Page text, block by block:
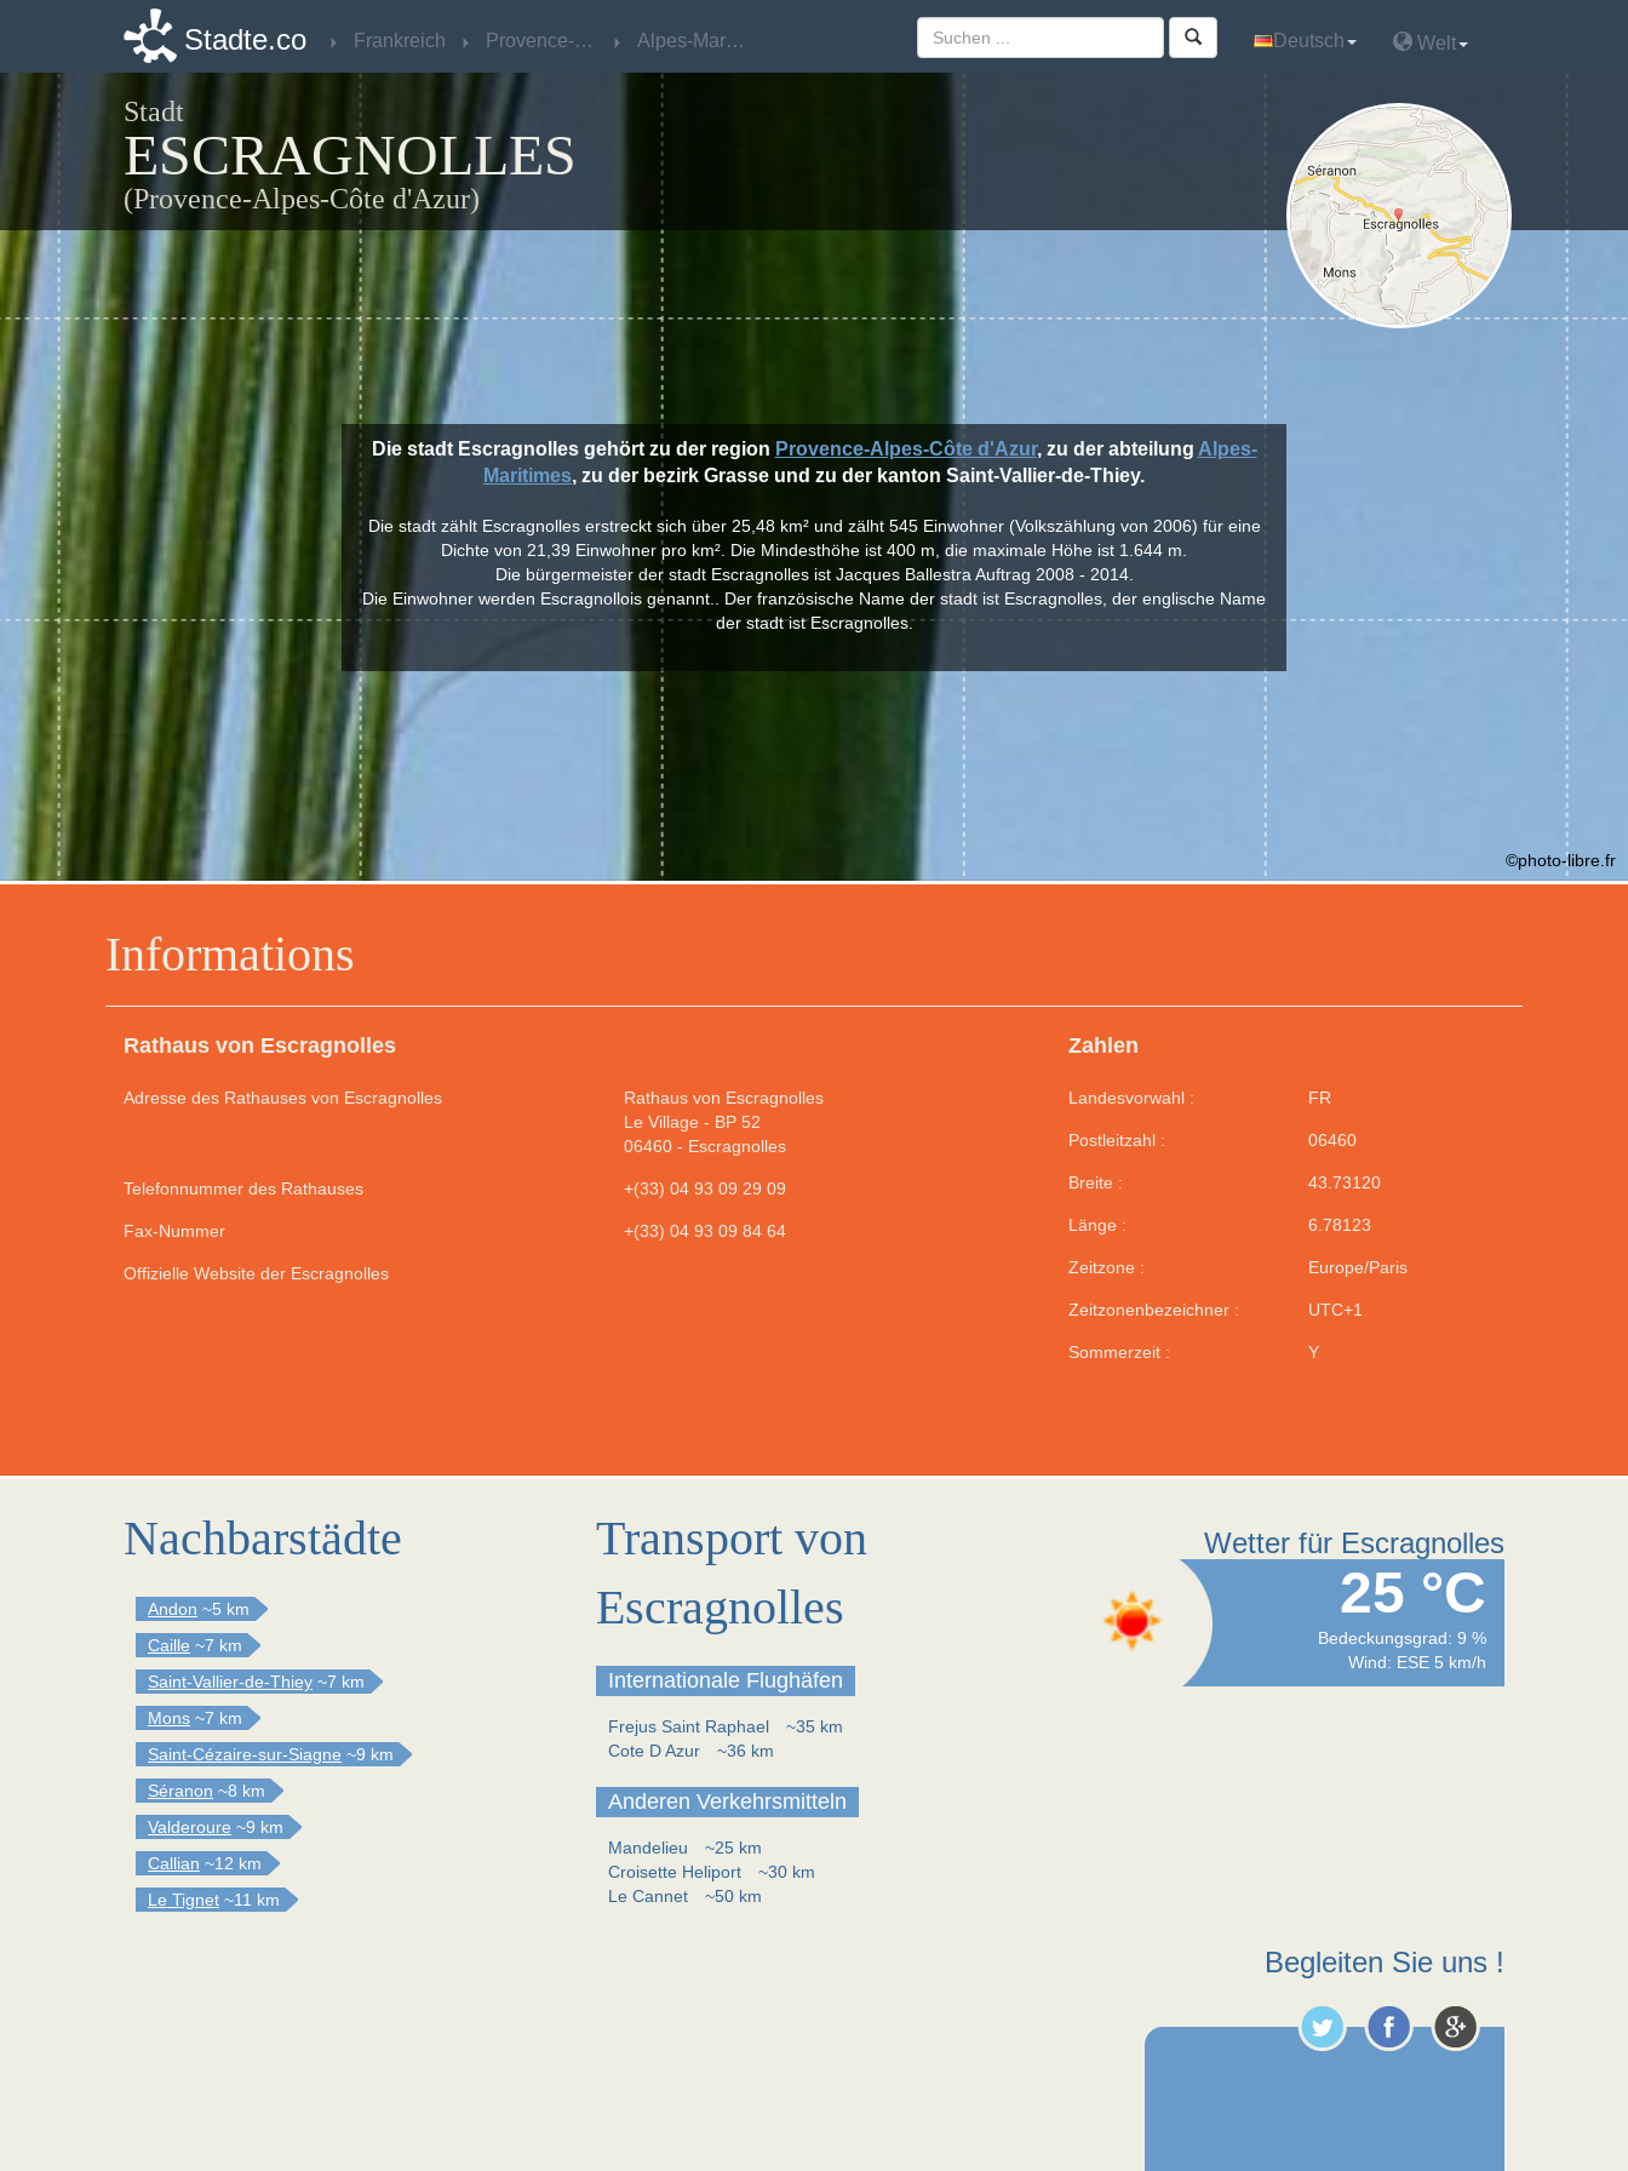
Stadte.co Frankreich Provence-Alpes-Côte d'Azur Alpes-Maritimes Deutsch Welt
Stadt
ESCRAGNOLLES
(Provence-Alpes-Côte d'Azur)
Informations
Rathaus von Escragnolles
Adresse des Rathauses von Escragnolles
Rathaus von Escragnolles
Le Village - BP 52
06460- Escragnolles
Telefonnummer des Rathauses +(33) 04 93 09 29 09
Fax-Nummer +(33) 04 93 09 84 64
Offizielle Website der Escragnolles
Zahlen
Landesvorwahl : FR
Postleitzahl : 06460
Breite : 43.73120
Länge : 6.78123
Zeitzone : Europe/Paris
Zeitzonenbezeichner : UTC+1
Sommerzeit : Y
Die stadt Escragnolles gehört zu der region Provence-Alpes-Côte d'Azur, zu der abteilung Alpes-
Maritimes, zu der bezirk Grasse und zu der kanton Saint-Vallier-de-Thiey.
Die stadt zählt Escragnolles erstreckt sich über 25,48 km² und zälht 545 Einwohner (Volkszählung von 2006) für eine
Dichte von 21,39 Einwohner pro km². Die Mindesthöhe ist 400 m, die maximale Höhe ist 1.644 m.
Die bürgermeister der stadt Escragnolles ist Jacques Ballestra Auftrag 2008 - 2014.
Die Einwohner werden Escragnollois genannt.. Der französische Name der stadt ist Escragnolles, der englische Name
der stadt ist Escragnolles.
©photo-libre.fr
Nachbarstädte
Andon ~5 km
Caille ~7 km
Saint-Vallier-de-Thiey ~7 km
Mons ~7 km
Saint-Cézaire-sur-Siagne ~9 km
Séranon ~8 km
Valderoure ~9 km
Callian ~12 km
Le Tignet ~11 km
Transport von
Escragnolles
Internationale Flughäfen
Frejus Saint Raphael
~35 km
Cote D Azur
~36 km
Anderen Verkehrsmitteln
Mandelieu
~25 km
Croisette Heliport
~30 km
Le Cannet
~50 km
Wetter für Escragnolles
25 °C
Bedeckungsgrad: 9 %
Wind: ESE 5 km/h
Begleiten Sie uns !
Stadte.co Frankreich Provence-Alpes-Côte d'Azur Alpes-Maritimes Deutsch Welt